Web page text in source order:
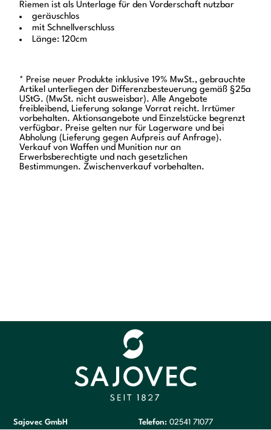
Riemen ist als Unterlage für den Vorderschaft nutzbar
geräuschlos
mit Schnellverschluss
Länge: 120cm
* Preise neuer Produkte inklusive 19% MwSt., gebrauchte
Artikel unterliegen der Differenzbesteuerung gemäß §25a
UStG. (MwSt. nicht ausweisbar). Alle Angebote
freibleibend, Lieferung solange Vorrat reicht. Irrtümer
vorbehalten. Aktionsangebote und Einzelstücke begrenzt
verfügbar. Preise gelten nur für Lagerware und bei
Abholung (Lieferung gegen Aufpreis auf Anfrage).
Verkauf von Waffen und Munition nur an
Erwerbsberechtigte und nach gesetzlichen
Bestimmungen. Zwischenverkauf vorbehalten.
Sajovec GmbH Telefon: 02541 71077